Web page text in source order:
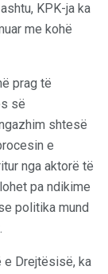
KPK-ja ka
me kohë
prag të
së
shtesë
e
nga aktorë të
pa ndikime
politika mund
e Drejtësisë, ka